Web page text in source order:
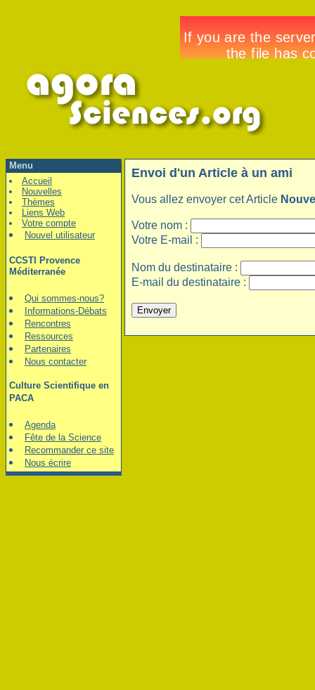
Menu
Accueil
Nouvelles
Thèmes
Liens Web
Votre compte
Nouvel utilisateur
CCSTI Provence
Méditerranée
Qui sommes-nous?
Informations-Débats
Rencontres
Ressources
Partenaires
Nous contacter
Culture Scientifique en
PACA
Agenda
Fête de la Science
Recommander ce site
Nous écrire
Envoi d'un Article à un ami
Vous allez envoyer cet Article
Votre nom :
Votre E-mail :
Nom du destinataire :
E-mail du destinataire :